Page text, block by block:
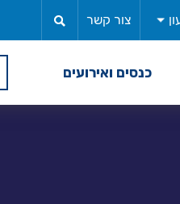
צור קשר
כנסים ואירועים